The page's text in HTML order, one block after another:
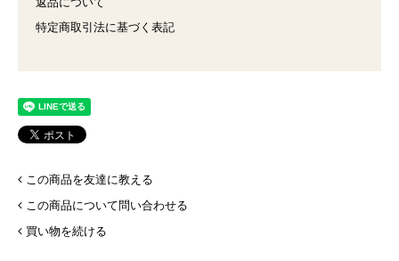
特定商取引法に基づく表記
この商品を友達に教える
この商品について問い合わせる
買い物を続ける